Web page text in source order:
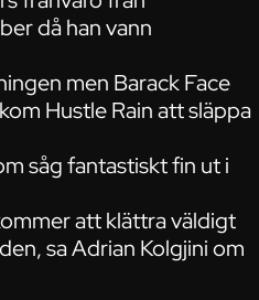
då han vann
men Barack Face
Hustle Rain att släppa
såg fantastiskt fin ut i
att klättra väldigt
sa Adrian Kolgjini om